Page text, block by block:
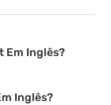
Em Inglês?
Inglês?